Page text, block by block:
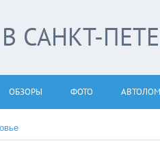
САНКТ-
ОБЗОРЫ ФОТО